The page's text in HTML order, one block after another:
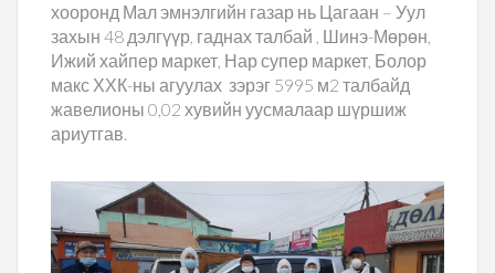
хооронд Мал эмнэлгийн газар нь Цагаан – Уул
захын 48 дэлгүүр, гаднах талбай , Шинэ-Мөрөн,
Ижий хайпер маркет, Нар супер маркет, Болор
макс ХХК-ны агуулах зэрэг 5995 м2 талбайд
жавелионы 0,02 хувийн уусмалаар шүршиж
ариутгав.